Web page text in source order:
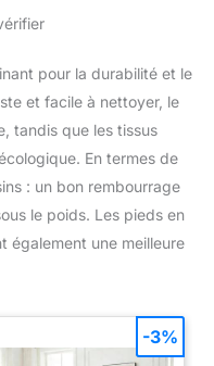
pour la durabilité et le
et facile à nettoyer, le
tandis que les tissus
En termes de
: un bon rembourrage
le poids. Les pieds en
également une meilleure
-3%